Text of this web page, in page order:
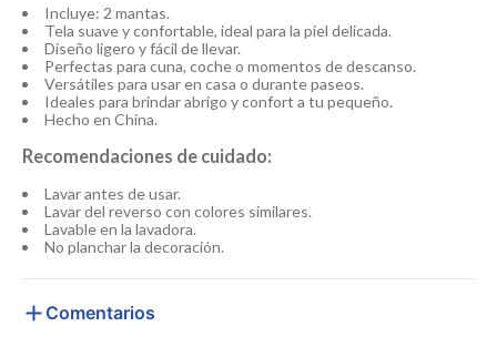
Incluye: 2 mantas.
Tela suave y confortable, ideal para la piel delicada.
Diseño ligero y fácil de llevar.
Perfectas para cuna, coche o momentos de descanso.
Versátiles para usar en casa o durante paseos.
Ideales para brindar abrigo y confort a tu pequeño.
Hecho en China.
Recomendaciones de cuidado:
Lavar antes de usar.
Lavar del reverso con colores similares.
Lavable en la lavadora.
No planchar la decoración.
Comentarios